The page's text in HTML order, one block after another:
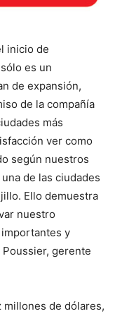
inicio de
es un
de expansión,
de la compañía
más
ver como
según nuestros
de las ciudades
Ello demuestra
nuestro
y
gerente
millones de dólares,